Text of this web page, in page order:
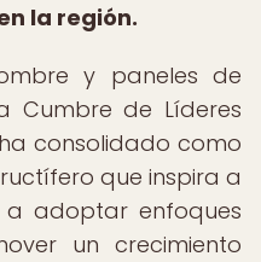
la región.
y paneles de
Cumbre de Líderes
consolidado como
que inspira a
a adoptar enfoques
un crecimiento